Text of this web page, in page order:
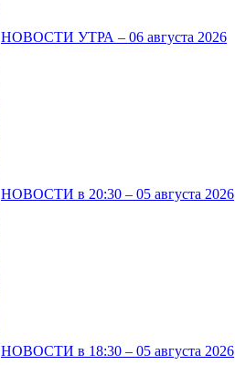
НОВОСТИ УТРА – 06 августа 2026
НОВОСТИ в 20:30 – 05 августа 2026
НОВОСТИ в 18:30 – 05 августа 2026